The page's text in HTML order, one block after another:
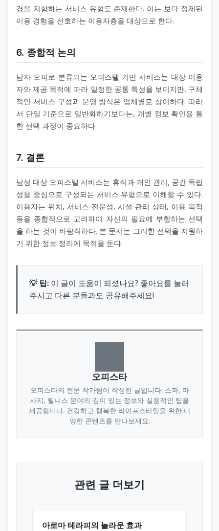
경을 지향하는 서비스 유형도 존재한다. 이는 보다 정제된
이용 경험을 선호하는 이용자층을 대상으로 한다.
6. 종합적 논의
남자 오피로 분류되는 오피스텔 기반 서비스는 대상 이용
자와 제공 목적에 따라 일정한 공통 특성을 보이지만, 구체
적인 서비스 구성과 운영 방식은 업체별로 상이하다. 따라
서 단일 기준으로 일반화하기보다는, 개별 정보 확인을 통
한 선택 과정이 중요하다.
7. 결론
남성 대상 오피스텔 서비스는 휴식과 개인 관리, 공간 독립
성을 중심으로 구성되는 서비스 유형으로 이해할 수 있다.
이용자는 위치, 서비스 전문성, 시설 관리 상태, 이용 목적
등을 종합적으로 고려하여 자신의 필요에 부합하는 선택
을 하는 것이 바람직하다. 본 문서는 그러한 선택을 지원하
기 위한 정보 정리에 목적을 둔다.
💡 팁: 이 글이 도움이 되셨나요? 좋아요를 눌러
주시고 다른 분들과도 공유해주세요!
오피스타
오피스타의 전문 작가팀이 작성한 글입니다. 스파, 마
사지, 웰니스 분야의 깊이 있는 정보와 실용적인 팁을
제공합니다. 건강하고 행복한 라이프스타일을 위한 다
양한 콘텐츠를 만나보세요.
관련 글 더보기
아로마 테라피의 놀라운 효과